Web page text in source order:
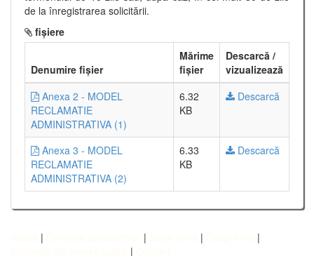
de la înregistrarea solicitării.
fișiere
Denumire fișier
Mărime
fișier
Descarcă /
vizualizează
Anexa 2 - MODEL
RECLAMATIE
ADMINISTRATIVA (1)
6.32
KB
Descarcă
Anexa 3 - MODEL
RECLAMATIE
ADMINISTRATIVA (2)
6.33
KB
Descarcă
| | |
|
|